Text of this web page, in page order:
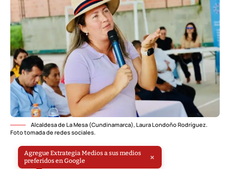
Alcaldesa de La Mesa (Cundinamarca), Laura Londoño Rodríguez.
Foto tomada de redes sociales.
Agregue Extrategia Medios a sus medios
preferidos en Google
×